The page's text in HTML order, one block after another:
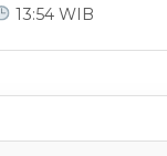
13:54 WIB